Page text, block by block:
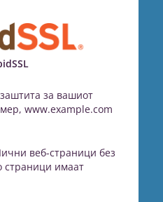
за вашиот
www.example.com
веб-страници без
страници имаат